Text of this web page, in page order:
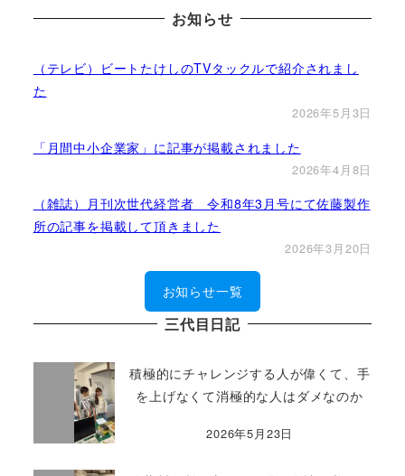
お知らせ
（テレビ）ビートたけしのTVタックルで紹介されまし
た
2026年5月3日
「月間中小企業家」に記事が掲載されました
2026年4月8日
（雑誌）月刊次世代経営者 令和8年3月号にて佐藤製作
所の記事を掲載して頂きました
2026年3月20日
お知らせ一覧
三代目日記
積極的にチャレンジする人が偉くて、手
を上げなくて消極的な人はダメなのか
2026年5月23日